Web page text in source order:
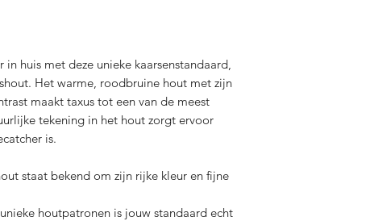
huis met deze unieke kaarsenstandaard,
Het warme, roodbruine hout met zijn
maakt taxus tot een van de meest
tekening in het hout zorgt ervoor
is.
staat bekend om zijn rijke kleur en fijne
houtpatronen is jouw standaard echt